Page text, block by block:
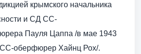
крымского начальника
и СД СС-
Пауля Цаппа /в мае 1943
СС-оберфюрер Хайнц Рох/.